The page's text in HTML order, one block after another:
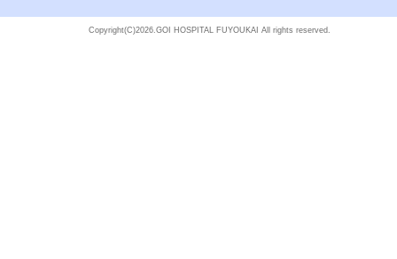
Copyright(C)2026.GOI HOSPITAL FUYOUKAI All rights reserved.